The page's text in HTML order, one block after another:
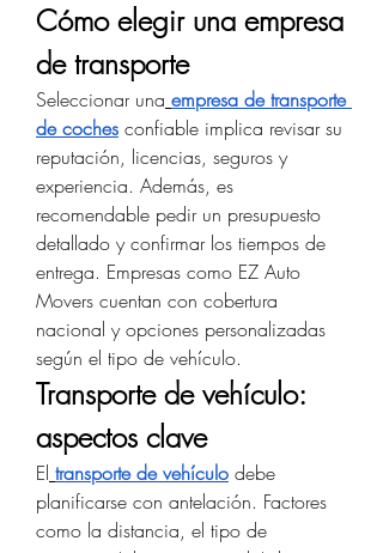
Cómo elegir una empresa
de transporte
Seleccionar una empresa de transporte
de coches confiable implica revisar su
reputación, licencias, seguros y
experiencia. Además, es
recomendable pedir un presupuesto
detallado y confirmar los tiempos de
entrega. Empresas como EZ Auto
Movers cuentan con cobertura
nacional y opciones personalizadas
según el tipo de vehículo.
Transporte de vehículo:
aspectos clave
El transporte de vehículo debe
planificarse con antelación. Factores
como la distancia, el tipo de